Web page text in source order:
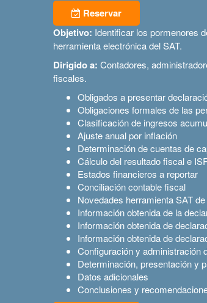
Reservar
Objetivo: Identificar los pormenores
herramienta electrónica del SAT.
Dirigido a: Contadores,
fiscales.
Obligados a presentar
Obligaciones formales de las
Clasificación de ingresos
Ajuste anual por inflación
Determinación de cuentas de
Cálculo del resultado fiscal e
Estados financieros a reportar
Conciliación contable fiscal
Novedades herramienta SAT
Información obtenida de la
Información obtenida de
Información obtenida de
Configuración y administración
Determinación, presentación y
Datos adicionales
Conclusiones y